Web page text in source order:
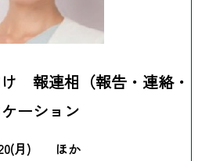
報連相（報告・連絡・
ーション
20(月) ほか